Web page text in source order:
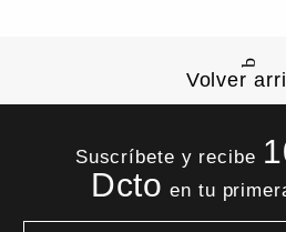
Volver
Suscríbete y recibe
Dcto en tu